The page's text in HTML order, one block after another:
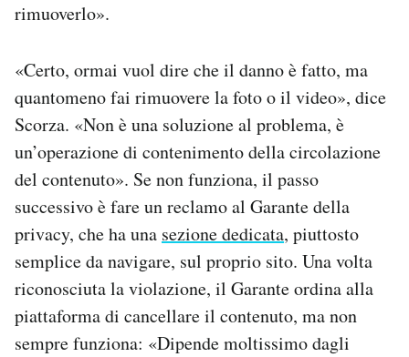
rimuoverlo».
«Certo, ormai vuol dire che il danno è fatto, ma
quantomeno fai rimuovere la foto o il video», dice
Scorza. «Non è una soluzione al problema, è
un’operazione di contenimento della circolazione
del contenuto». Se non funziona, il passo
successivo è fare un reclamo al Garante della
privacy, che ha una sezione dedicata, piuttosto
semplice da navigare, sul proprio sito. Una volta
riconosciuta la violazione, il Garante ordina alla
piattaforma di cancellare il contenuto, ma non
sempre funziona: «Dipende moltissimo dagli